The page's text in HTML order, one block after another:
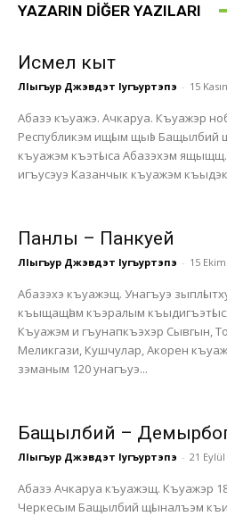
YAZARIN DIĞER YAZILARI
Исмел кыт
ЛIыгъур Джэвдэт Iугъуртэпэ - 15
Абазэ къуажэ. Ачкаруа. Къуажэр нобэ Къэрэшей-Черкес
Республикэм ищӏым щыӏэ Бащылбий
къуажэм къэтӏыса Абазэхэм
игъусэуэ Казанчык къуажэм
Панлы – Панкуей
ЛIыгъур Джэвдэт Iугъуртэпэ - 15
Абазэхэ къуажэщ. Унагъуэ зыплӏытхуи Болгарием къикӏауэ гуэч
къыщащӏам къэралым
Къуажэм и гъунапкъэхэр Сывгын,
Меликгази, Кушчулар, Акорен къуажэхэращ.
зэманым 120 унагъуэ...
Бащылбий –
ЛIыгъур Джэвдэт Iугъуртэпэ - 21
Абазэ Ачкаруа къуажэщ. Къуажэр
Черкесым Бащылбий щӏыналъэм